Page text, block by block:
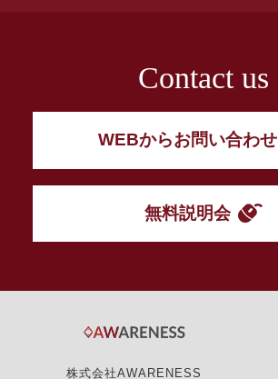
Contact us
WEBからお問い合わせ
無料説明会
株式会社AWARENESS